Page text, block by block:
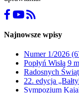
Najnowsze wpisy
Numer 1/2026
Popłyń Wisłą 9
Radosnych
22. edycja
Sympozjum